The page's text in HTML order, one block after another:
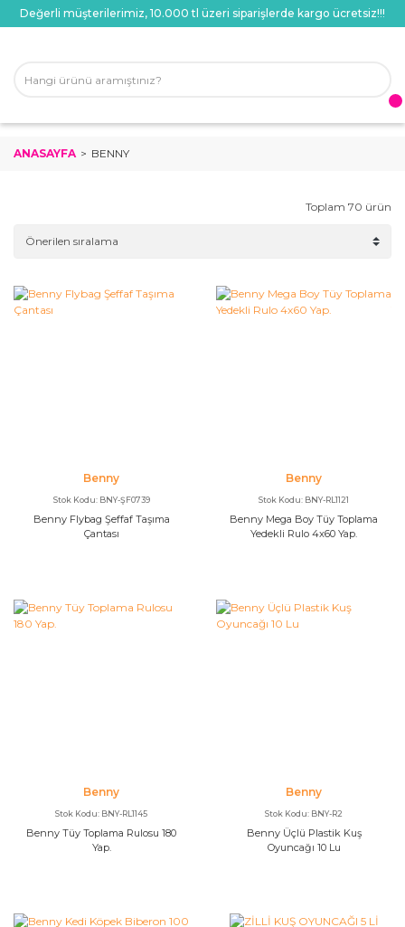
Değerli müşterilerimiz, 10.000 tl üzeri siparişlerde kargo ücretsiz!!!
ANASAYFA BENNY
Toplam 70 ürün
Benny
Stok Kodu: BNY-ŞF0739
Benny Flybag Şeffaf Taşıma
Çantası
Benny
Stok Kodu: BNY-RL1121
Benny Mega Boy Tüy Toplama
Yedekli Rulo 4x60 Yap.
Benny
Stok Kodu: BNY-RL1145
Benny Tüy Toplama Rulosu 180
Yap.
Benny
Stok Kodu: BNY-R2
Benny Üçlü Plastik Kuş
Oyuncağı 10 Lu